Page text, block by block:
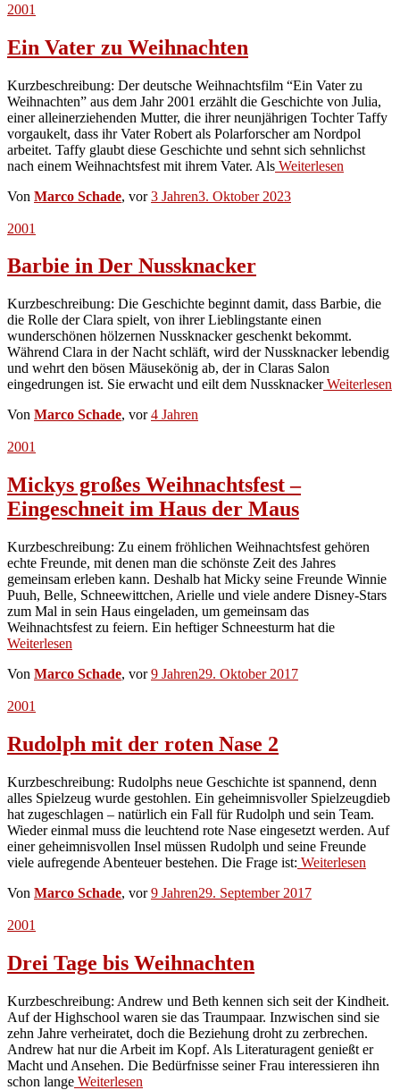
2001
Ein Vater zu Weihnachten
Kurzbeschreibung: Der deutsche Weihnachtsfilm “Ein Vater zu
Weihnachten” aus dem Jahr 2001 erzählt die Geschichte von Julia,
einer alleinerziehenden Mutter, die ihrer neunjährigen Tochter Taffy
vorgaukelt, dass ihr Vater Robert als Polarforscher am Nordpol
arbeitet. Taffy glaubt diese Geschichte und sehnt sich sehnlichst
nach einem Weihnachtsfest mit ihrem Vater. Als Weiterlesen
Von Marco Schade, vor3 Jahren3. Oktober 2023
2001
Barbie in Der Nussknacker
Kurzbeschreibung: Die Geschichte beginnt damit, dass Barbie, die
die Rolle der Clara spielt, von ihrer Lieblingstante einen
wunderschönen hölzernen Nussknacker geschenkt bekommt.
Während Clara in der Nacht schläft, wird der Nussknacker lebendig
und wehrt den bösen Mäusekönig ab, der in Claras Salon
eingedrungen ist. Sie erwacht und eilt dem NussknackerWeiterlesen
Von Marco Schade, vor4 Jahren
2001
Mickys großes Weihnachtsfest –
Eingeschneit im Haus der Maus
Kurzbeschreibung: Zu einem fröhlichen Weihnachtsfest gehören
echte Freunde, mit denen man die schönste Zeit des Jahres
gemeinsam erleben kann. Deshalb hat Micky seine Freunde Winnie
Puuh, Belle, Schneewittchen, Arielle und viele andere Disney-Stars
zum Mal in sein Haus eingeladen, um gemeinsam das
Weihnachtsfest zu feiern. Ein heftiger Schneesturm hat die
Weiterlesen
Von Marco Schade, vor9 Jahren29. Oktober 2017
2001
Rudolph mit der roten Nase 2
Kurzbeschreibung: Rudolphs neue Geschichte ist spannend, denn
alles Spielzeug wurde gestohlen. Ein geheimnisvoller Spielzeugdieb
hat zugeschlagen – natürlich ein Fall für Rudolph und sein Team.
Wieder einmal muss die leuchtend rote Nase eingesetzt werden. Auf
einer geheimnisvollen Insel müssen Rudolph und seine Freunde
viele aufregende Abenteuer bestehen. Die Frage ist: Weiterlesen
Von Marco Schade, vor9 Jahren29. September 2017
2001
Drei Tage bis Weihnachten
Kurzbeschreibung: Andrew und Beth kennen sich seit der Kindheit.
Auf der Highschool waren sie das Traumpaar. Inzwischen sind sie
zehn Jahre verheiratet, doch die Beziehung droht zu zerbrechen.
Andrew hat nur die Arbeit im Kopf. Als Literaturagent genießt er
Macht und Ansehen. Die Bedürfnisse seiner Frau interessieren ihn
schon lange Weiterlesen